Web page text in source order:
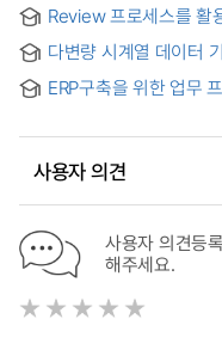
Fashion Design
Girl Group Stage
Review 프로세스를 활
improvement using
다변량 시계열 데이터
Multivariate Time
ERP구축을 위한 업무
사용자 의견
사용자 의견등
해주세요.